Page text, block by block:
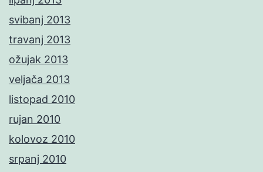
svibanj 2013
travanj 2013
ožujak 2013
veljača 2013
listopad 2010
rujan 2010
kolovoz 2010
srpanj 2010